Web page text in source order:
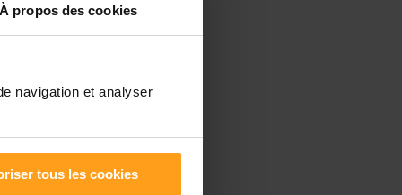
À propos des cookies
navigation et analyser
tous les cookies